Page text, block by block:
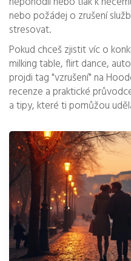
nebo požádej o zrušení
stresovat.
Pokud chceš zjistit víc o
milking table, flirt dance,
projdi tag "vzrušení" na
recenze a praktické
a tipy, které ti pomůžou